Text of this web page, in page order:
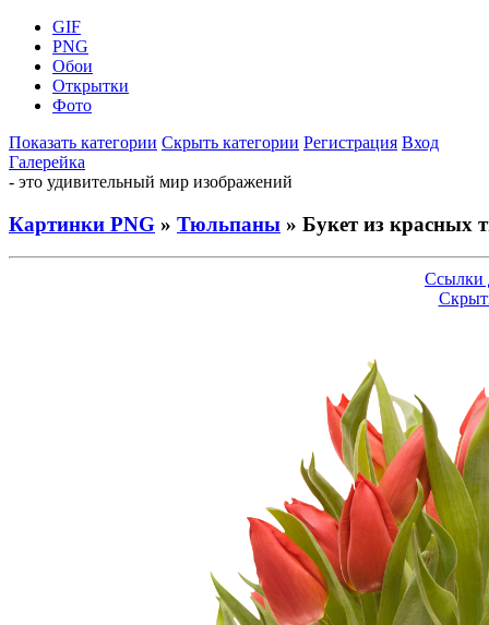
GIF
PNG
Обои
Открытки
Фото
Показать категории Скрыть категории Регистрация Вход
Галерейка
- это удивительный мир изображений
Картинки PNG » Тюльпаны » Букет из красных
Ссылки